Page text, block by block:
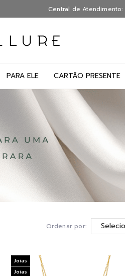
Central de Atendimento:
PARA ELE CARTÃO PRESENTE
Ordenar por:
Joias
Joias